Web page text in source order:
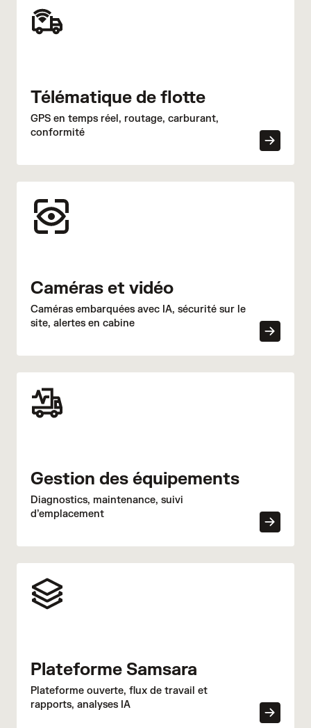
Télématique de flotte
GPS en temps réel, routage, carburant,
conformité
Caméras et vidéo
Caméras embarquées avec IA, sécurité sur le
site, alertes en cabine
Gestion des équipements
Diagnostics, maintenance, suivi
d’emplacement
Plateforme Samsara
Plateforme ouverte, flux de travail et
rapports, analyses IA